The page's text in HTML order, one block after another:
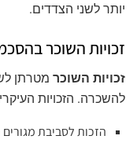
יותר לשני הצדדים.
זכויות השוכר
זכויות השוכר מטרתן
להשכרה. הזכויות
הזכות לסביבת